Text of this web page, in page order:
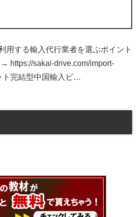
用する輸入代行業者を選ぶポイント
https://sakai-drive.com/import-
ト完結型中国輸入ビ…